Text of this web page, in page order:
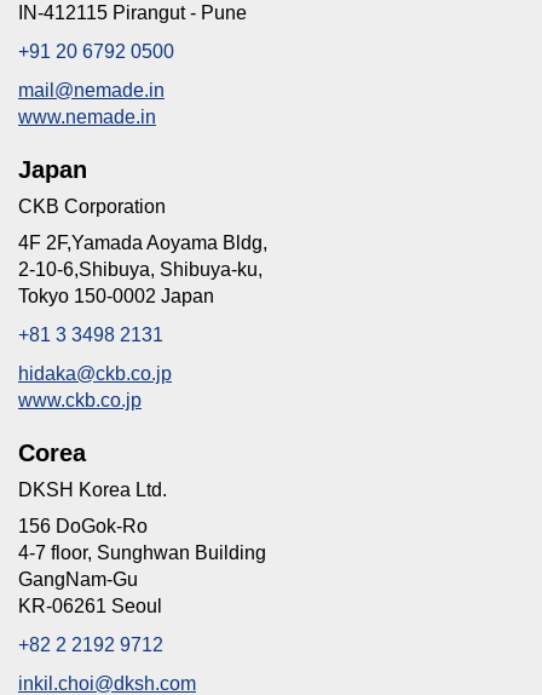
IN-412115 Pirangut - Pune
+91 20 6792 0500
mail@nemade.in
www.nemade.in
Japan
CKB Corporation
4F 2F,Yamada Aoyama Bldg,
2-10-6,Shibuya, Shibuya-ku,
Tokyo 150-0002 Japan
+81 3 3498 2131
hidaka@ckb.co.jp
www.ckb.co.jp
Corea
DKSH Korea Ltd.
156 DoGok-Ro
4-7 floor, Sunghwan Building
GangNam-Gu
KR-06261 Seoul
+82 2 2192 9712
inkil.choi@dksh.com